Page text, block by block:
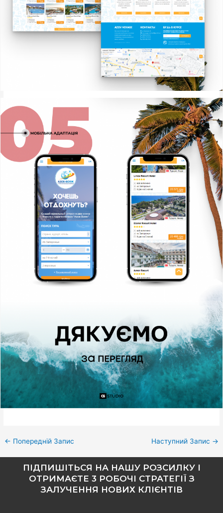
← Попередній Запис Наступний Запис →
ПІДПИШІТЬСЯ НА НАШУ РОЗСИЛКУ І
ОТРИМАЄТЕ 3 РОБОЧІ СТРАТЕГІЇ З
ЗАЛУЧЕННЯ НОВИХ КЛІЄНТІВ